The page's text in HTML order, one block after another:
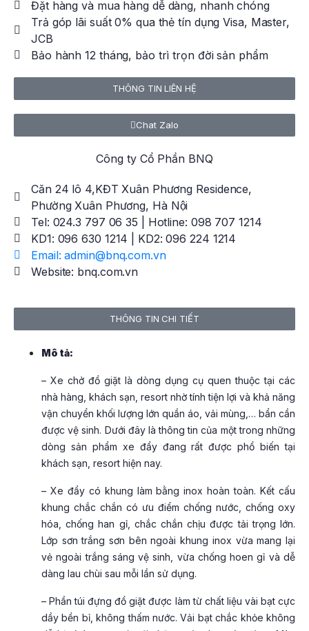
Đặt hàng và mua hàng dễ dàng, nhanh chóng
Trả góp lãi suất 0% qua thẻ tín dụng Visa, Master,
JCB
Bảo hành 12 tháng, bảo trì trọn đời sản phẩm
THÔNG TIN LIÊN HỆ
Chat Zalo
Công ty Cổ Phần BNQ
Căn 24 lô 4,KĐT Xuân Phương Residence,
Phường Xuân Phương, Hà Nội
Tel: 024.3 797 06 35 | Hotline: 098 707 1214
KD1: 096 630 1214 | KD2: 096 224 1214
Email: admin@bnq.com.vn
Website: bnq.com.vn
THÔNG TIN CHI TIẾT
Mô tả:
– Xe chở đồ giặt là dòng dụng cụ quen thuộc tại các
nhà hàng, khách sạn, resort nhờ tính tiện lợi và khả năng
vận chuyển khối lượng lớn quần áo, vải mùng,… bẩn cần
được vệ sinh. Dưới đây là thông tin của một trong những
dòng sản phẩm xe đẩy đang rất được phổ biến tại
khách sạn, resort hiện nay.
– Xe đẩy có khung làm bằng inox hoàn toàn. Kết cấu
khung chắc chắn có ưu điểm chống nước, chống oxy
hóa, chống han gỉ, chắc chắn chịu được tải trọng lớn.
Lớp sơn trắng sơn bên ngoài khung inox vừa mang lại
vẻ ngoài trắng sáng vệ sinh, vừa chống hoen gỉ và dễ
dàng lau chùi sau mỗi lần sử dụng.
– Phần túi đựng đồ giặt được làm từ chất liệu vài bạt cực
dầy bền bỉ, không thấm nước. Vải bạt chắc khỏe không